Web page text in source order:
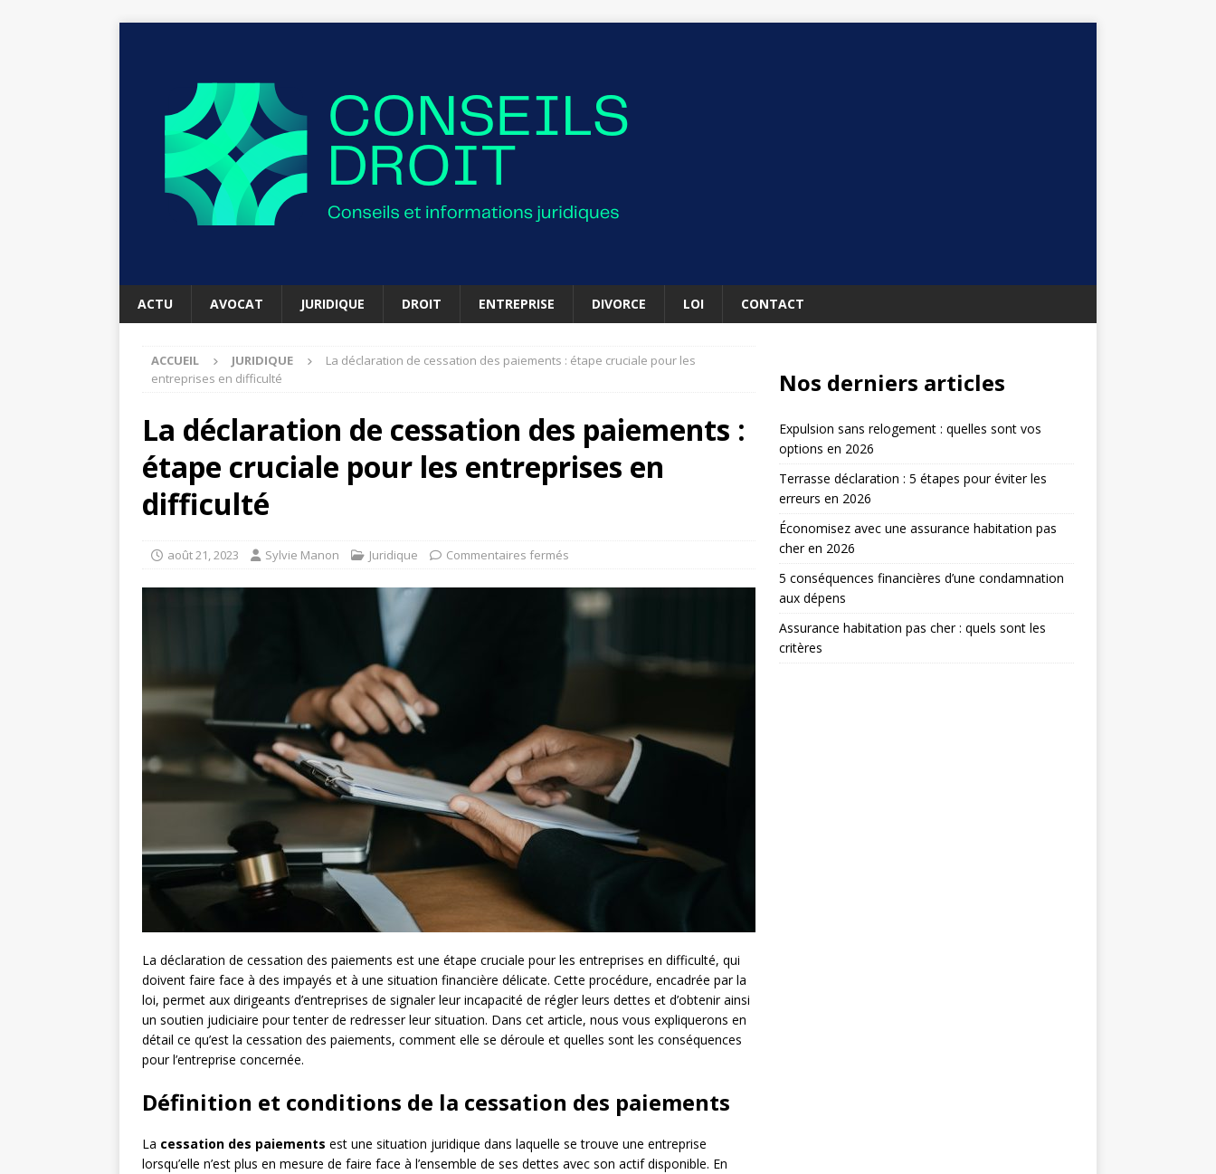
ACTU AVOCAT JURIDIQUE DROIT ENTREPRISE DIVORCE LOI CONTACT
ACCUEIL JURIDIQUE
La déclaration de cessation des paiements : étape cruciale pour les
entreprises en difficulté
La déclaration de cessation des paiements :
étape cruciale pour les entreprises en
difficulté
août 21, 2023 Sylvie Manon Juridique Commentaires fermés
La déclaration de cessation des paiements est une étape cruciale pour les entreprises en difficulté, qui
doivent faire face à des impayés et à une situation financière délicate. Cette procédure, encadrée par la
loi, permet aux dirigeants d’entreprises de signaler leur incapacité de régler leurs dettes et d’obtenir ainsi
un soutien judiciaire pour tenter de redresser leur situation. Dans cet article, nous vous expliquerons en
détail ce qu’est la cessation des paiements, comment elle se déroule et quelles sont les conséquences
pour l’entreprise concernée.
Définition et conditions de la cessation des paiements
La cessation des paiements est une situation juridique dans laquelle se trouve une entreprise
lorsqu’elle n’est plus en mesure de faire face à l’ensemble de ses dettes avec son actif disponible. En
Nos derniers articles
Expulsion sans relogement : quelles sont vos
options en 2026
Terrasse déclaration : 5 étapes pour éviter les
erreurs en 2026
Économisez avec une assurance habitation pas
cher en 2026
5 conséquences financières d’une condamnation
aux dépens
Assurance habitation pas cher : quels sont les
critères